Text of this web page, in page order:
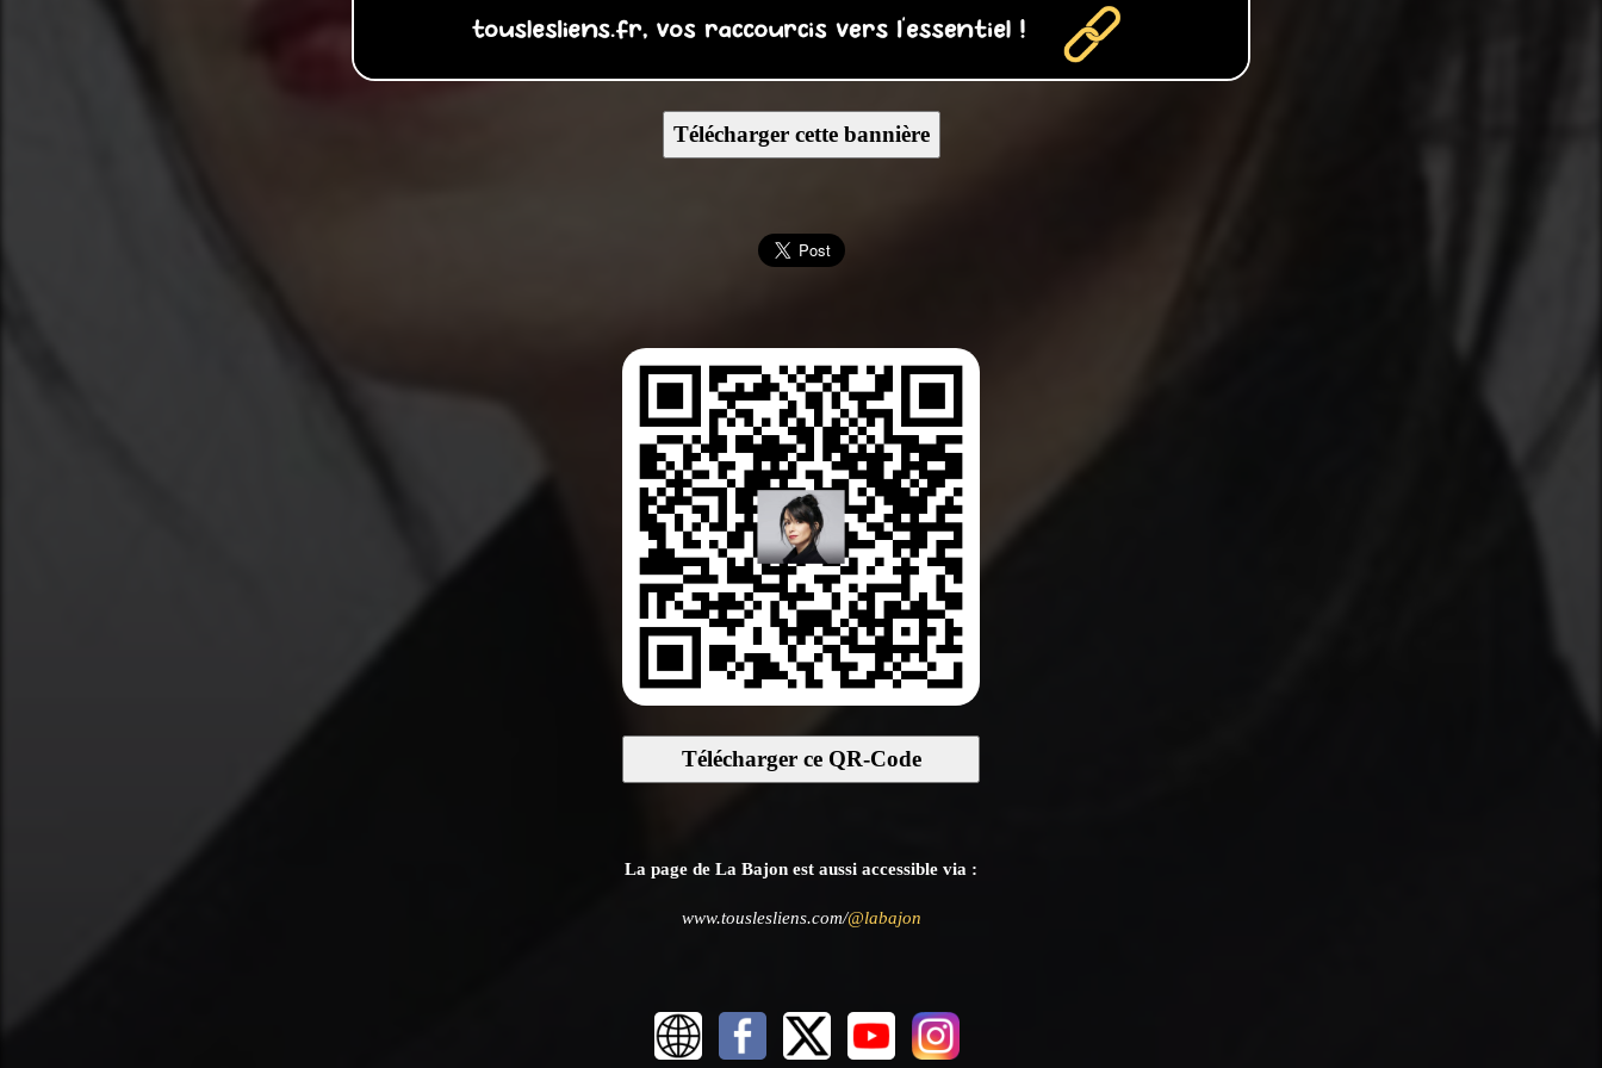
Télécharger cette bannière
Télécharger ce QR-Code
La page de La Bajon est aussi accessible via :
www.touslesliens.com/@labajon